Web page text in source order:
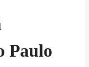
Paulo